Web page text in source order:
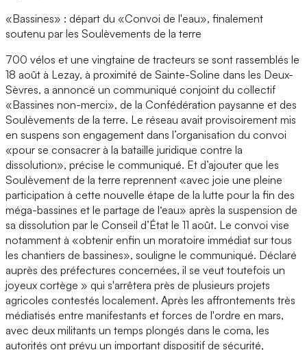
«Bassines» : départ du «Convoi de l'eau», finalement
soutenu par les Soulèvements de la terre
700 vélos et une vingtaine de tracteurs se sont rassemblés le
18 août à Lezay, à proximité de Sainte-Soline dans les Deux-
Sèvres, a annoncé un communiqué conjoint du collectif
«Bassines non-merci», de la Confédération paysanne et des
Soulèvements de la terre. Le réseau avait provisoirement mis
en suspens son engagement dans l’organisation du convoi
«pour se consacrer à la bataille juridique contre la
dissolution», précise le communiqué. Et d’ajouter que les
Soulèvement de la terre reprennent «avec joie une pleine
participation à cette nouvelle étape de la lutte pour la fin des
méga-bassines et le partage de l‘eau» après la suspension de
sa dissolution par le Conseil d’État le 11 août. Le convoi vise
notamment à «obtenir enfin un moratoire immédiat sur tous
les chantiers de bassines», souligne le communiqué. Déclaré
auprès des préfectures concernées, il se veut toutefois un
joyeux cortège » qui s'arrêtera près de plusieurs projets
agricoles contestés localement. Après les affrontements très
médiatisés entre manifestants et forces de l'ordre en mars,
avec deux militants un temps plongés dans le coma, les
autorités ont prévu un important dispositif de sécurité,